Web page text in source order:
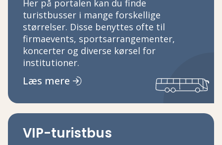
Her på portalen kan du finde
turistbusser i mange forskellige
størrelser. Disse benyttes ofte til
firmaevents, sportsarrangementer,
koncerter og diverse kørsel for
institutioner.
Læs mere
VIP-turistbus